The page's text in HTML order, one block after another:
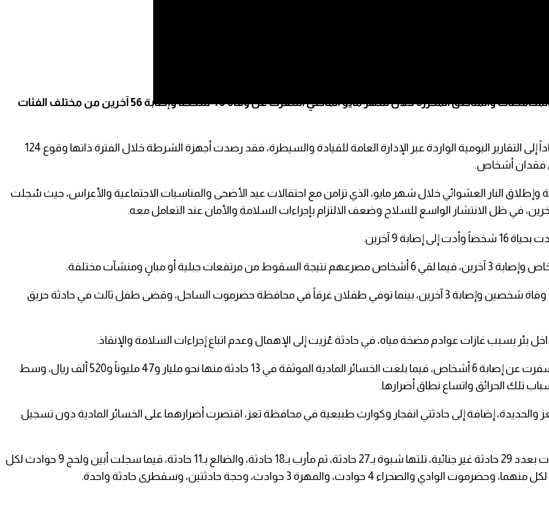
أظهرت إحصائية أمنية أن الحوادث غير الجنائية التي شهدتها المحافظات والمناطق المحررة خلال شهر مايو الماضي أسفرت عن وفاة 40 شخصاً وإصابة 56 آخرين من مختلف الفئات
وبحسب بيانات نشرها الإعلام الأمني التابع لوزارة الداخلية، استناداً إلى التقارير اليومية الواردة عبر الإدارة العامة للقيادة والسيطرة، فقد رصدت أجهزة الشرطة خلال الفترة ذاتها وقوع 124
النار العشوائي خلال شهر مايو، الذي تزامن مع احتفالات عيد الأضحى والمناسبات الاجتماعية والأعراس، حيث سُجلت
وأوضحت الإحصائية أن 5 حوادث إهمال أثناء العمل أسفرت عن وفاة شخصين وإصابة 3 آخرين، بينما توفي طفلان غرقاً في محافظة حضرموت الساحل، وقضى طفل ثالث في حادثة حريق
كما سجلت الأجهزة الأمنية 34 حادثة حريق خلال مايو الماضي، أسفرت عن إصابة 6 أشخاص، فيما بلغت الخسائر المادية الموثقة في 13 حادثة منها نحو مليار و47 مليوناً و520 ألف ريال، وسط
تلك الحرائق واتساع نطاق أضرارها.
إضافة إلى حادثتي انفجار وكوارث طبيعية في محافظة تعز، اقتصرت أضرارهما على الخسائر المادية دون تسجيل
وعلى مستوى التوزيع الجغرافي، تصدرت محافظة تعز المحافظات بعدد 29 حادثة غير جنائية، تلتها شبوة بـ27 حادثة، ثم مأرب بـ18 حادثة، والضالع بـ11 حادثة، فيما سجلت أبين ولحج 9 حوادث لكل